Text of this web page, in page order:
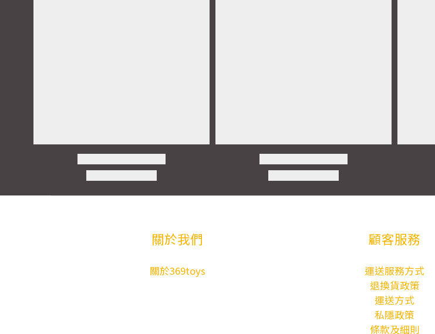
關於我們
關於369toys
顧客服務
運送服務方式
退換貨政策
運送方式
私隱政策
條款及細則